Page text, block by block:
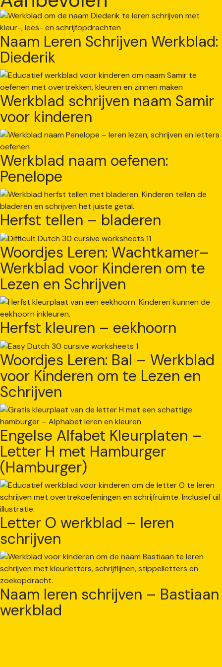
Naam Leren Schrijven Werkblad:
Diederik
Werkblad schrijven naam Samir
voor kinderen
Werkblad naam oefenen:
Penelope
Herfst tellen – bladeren
Woordjes Leren: Wachtkamer–
Werkblad voor Kinderen om te
Lezen en Schrijven
Herfst kleuren – eekhoorn
Woordjes Leren: Bal – Werkblad
voor Kinderen om te Lezen en
Schrijven
Engelse Alfabet Kleurplaten –
Letter H met Hamburger
(Hamburger)
Letter O werkblad – leren
schrijven
Naam leren schrijven – Bastiaan
werkblad